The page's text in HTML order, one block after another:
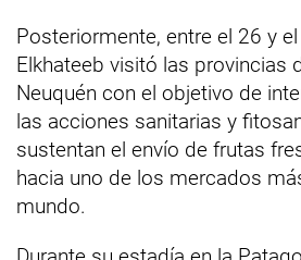
Posteriormente, entre el 26 y
Elkhateeb visitó las provincias
Neuquén con el objetivo de
las acciones sanitarias y
sustentan el envío de frutas
hacia uno de los mercados
mundo.